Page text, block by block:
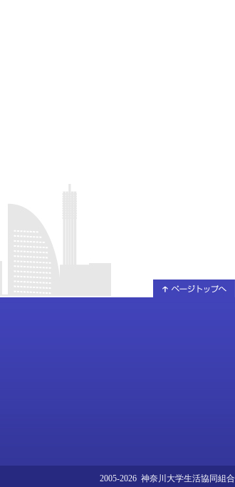
2005-2026 神奈川大学生活協同組合